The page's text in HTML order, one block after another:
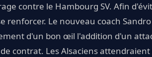
contre le Hambourg SV. Afin
renforcer. Le nouveau coach
d'un bon œil l'addition d'un
contrat. Les Alsaciens